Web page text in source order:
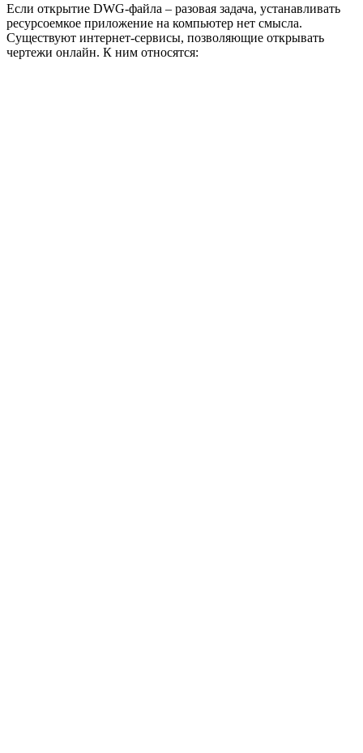
Если открытие DWG-файла – разовая задача, устанавливать
ресурсоемкое приложение на компьютер нет смысла.
Существуют интернет-сервисы, позволяющие открывать
чертежи онлайн. К ним относятся: